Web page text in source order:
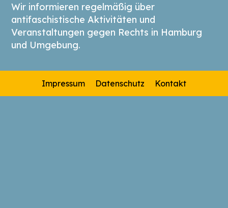
Wir informieren regelmäßig über
antifaschistische Aktivitäten und
Veranstaltungen gegen Rechts in Hamburg
und Umgebung.
Impressum Datenschutz Kontakt